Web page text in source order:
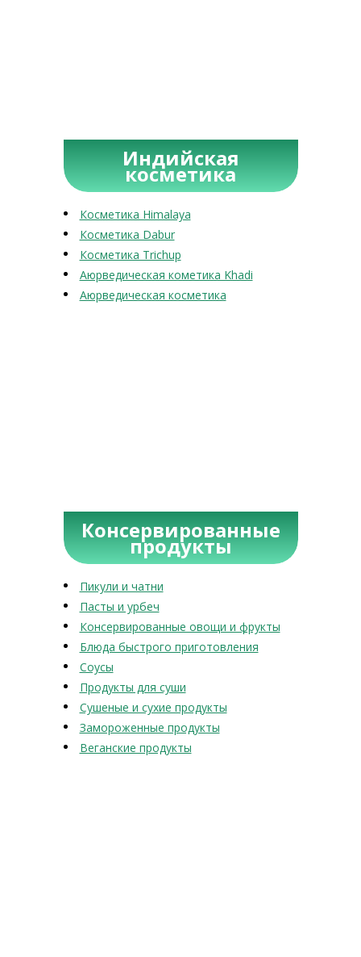
Индийская
косметика
Косметика Himalaya
Косметика Dabur
Косметика Trichup
Аюрведическая кометика Khadi
Аюрведическая косметика
Консервированные
продукты
Пикули и чатни
Пасты и урбеч
Консервированные овощи и фрукты
Блюда быстрого приготовления
Соусы
Продукты для суши
Сушеные и сухие продукты
Замороженные продукты
Веганские продукты